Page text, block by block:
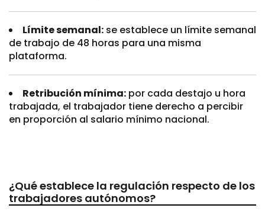
Límite semanal: se establece un límite semanal
de trabajo de 48 horas para una misma
plataforma.
Retribución mínima: por cada destajo u hora
trabajada, el trabajador tiene derecho a percibir
en proporción al salario mínimo nacional.
¿Qué establece la regulación respecto de los
trabajadores autónomos?